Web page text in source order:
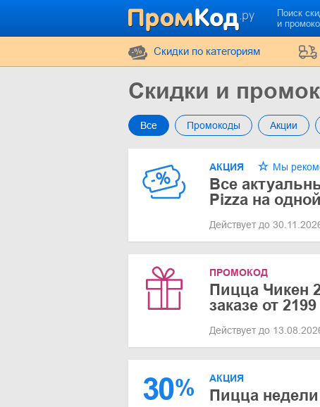
Поиск
и
Cкидки по категориям
Скидки и
Все Промокоды Акции
АКЦИЯ Мы
Все
Pizza на
Действует до
ПРОМОКОД
Пицца Чикен
заказе от
Действует до
30% АКЦИЯ
Пицца